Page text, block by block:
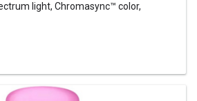
light, Chromasync™ color,